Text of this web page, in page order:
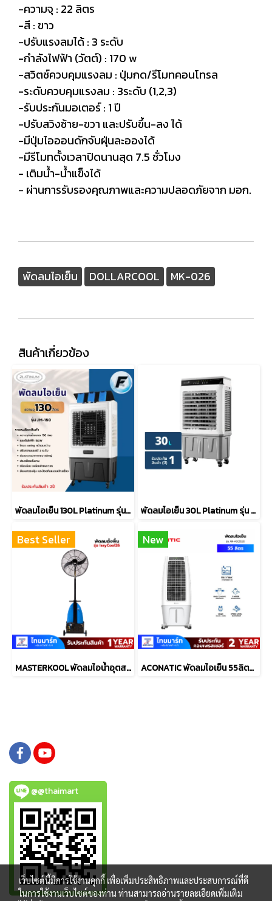
-ความจุ : 22 ลิตร
-สี : ขาว
-ปรับแรงลมได้ : 3 ระดับ
-กำลังไฟฟ้า (วัตต์) : 170 w
-สวิตซ์ควบคุมแรงลม : ปุ่มกด/รีโมทคอนโทรล
-ระดับควบคุมแรงลม : 3ระดับ (1,2,3)
-รับประกันมอเตอร์ : 1 ปี
-ปรับสวิงซ้าย-ขวา และปรับขึ้น-ลง ได้
-มีปุ่มไอออนดักจับฝุ่นละอองได้
-มีรีโมทตั้งเวลาปิดนานสุด 7.5 ชั่วโมง
- เติมน้ำ-น้ำแข็งได้
- ผ่านการรับรองคุณภาพและความปลอดภัยจาก มอก.
พัดลมไอเย็น DOLLARCOOL MK-026
สินค้าเกี่ยวข้อง
พัดลมไอเย็น 130L Platinum รุ่น JM-150 พัดลมไอเย็น 30L Platinum รุ่น KTM-D02
Best Seller
MASTERKOOL พัดลมไอน้ำอุตสาหกรรม 26" รุ่น IssyCool26
New
ACONATIC พัดลมไอเย็น 55ลิตร รุ่น AN-ACC5520
@@thaimart
เว็บไซต์นี้มีการใช้งานคุกกี้ เพื่อเพิ่มประสิทธิภาพและประสบการณ์ที่ดี
ในการใช้งานเว็บไซต์ของท่าน ท่านสามารถอ่านรายละเอียดเพิ่มเติม